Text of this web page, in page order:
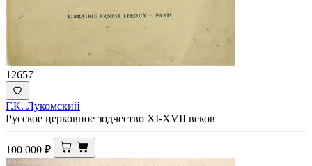
12657
Г.К. Лукомский
Русское церковное зодчество XI-XVII веков
100 000 ₽